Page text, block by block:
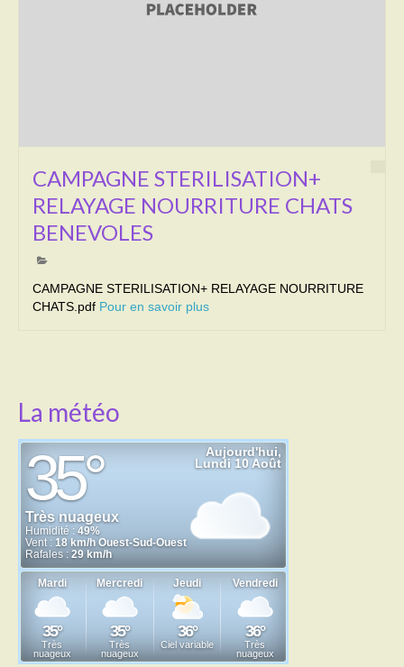
CAMPAGNE STERILISATION+
RELAYAGE NOURRITURE CHATS
BENEVOLES
CAMPAGNE STERILISATION+ RELAYAGE NOURRITURE
CHATS.pdf Pour en savoir plus
La météo